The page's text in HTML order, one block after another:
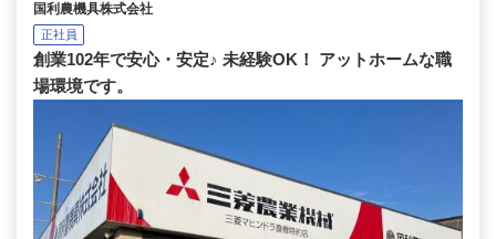
国利農機具株式会社
正社員
創業102年で安心・安定♪ 未経験OK！ アットホームな職
場環境です。